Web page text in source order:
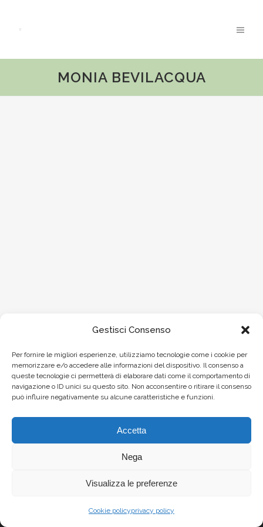
Gestisci Consenso
Per fornire le migliori esperienze, utilizziamo tecnologie come i cookie per
memorizzare e/o accedere alle informazioni del dispositivo. Il consenso a
queste tecnologie ci permetterà di elaborare dati come il comportamento di
navigazione o ID unici su questo sito. Non acconsentire o ritirare il consenso
può influire negativamente su alcune caratteristiche e funzioni.
Accetta
Nega
Visualizza le preferenze
Cookie policyprivacy policy
MONIA BEVILACQUA